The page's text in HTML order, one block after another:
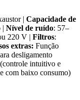
| Capacidade de
| Nível de ruído: 57–
220 V | Filtros:
extras: Função
desligamento
intuitivo e
com baixo consumo)